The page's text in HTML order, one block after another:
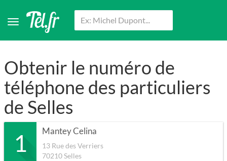
Obtenir le numéro de
téléphone des particuliers
de Selles
1 Mantey Celina
13 Rue des Verriers
70210Selles